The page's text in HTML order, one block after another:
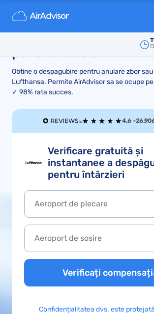
Lufthansa
întârziat sau anulat -
Obtine o despagubire pentru anulare zbor
Lufthansa. Permite AirAdvisor sa se ocupe
✓ 98% rata succes.
4,6 -
Verificare gratuită și
instantanee a
pentru întârzieri
Verificați
Confidențialitatea dvs. este protejată